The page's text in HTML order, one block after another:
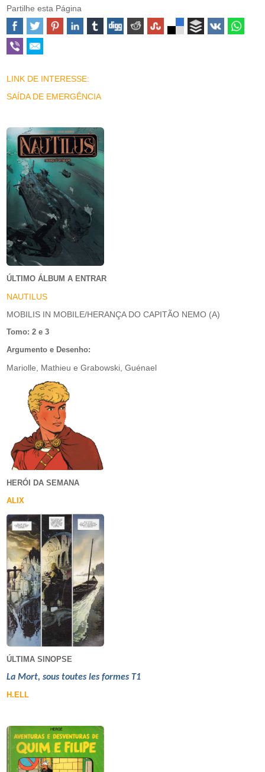
Partilhe esta Página
LINK DE INTERESSE:
SAÍDA DE EMERGÊNCIA
ÚLTIMO ÁLBUM A ENTRAR
NAUTILUS
MOBILIS IN MOBILE/HERANÇA DO CAPITÃO NEMO (A)
Tomo: 2 e 3
Argumento e Desenho:
Mariolle, Mathieu e Grabowski, Guénael
HERÓI DA SEMANA
ALIX
ÚLTIMA SINOPSE
La Mort, sous toutes les formes T1
H.ELL